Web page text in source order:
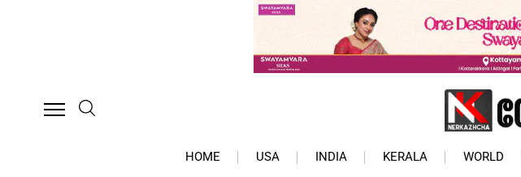
HOME USA INDIA KERALA WORLD